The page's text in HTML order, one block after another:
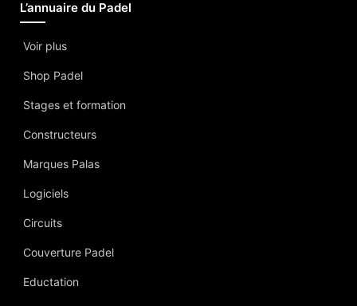
L’annuaire du Padel
Voir plus
Shop Padel
Stages et formation
Constructeurs
Marques Palas
Logiciels
Circuits
Couverture Padel
Eductation